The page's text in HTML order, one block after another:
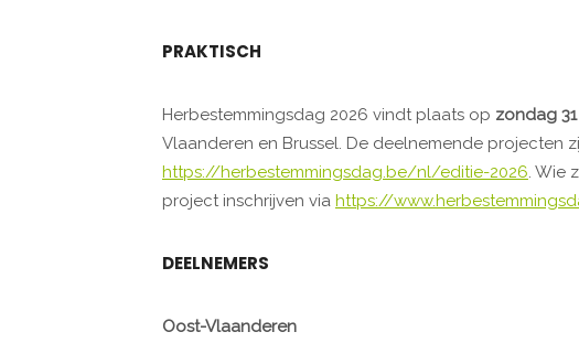
PRAKTISCH
Herbestemmingsdag 2026 vindt plaats op zondag
Vlaanderen en Brussel. De deelnemende projecten
https://herbestemmingsdag.be/nl/editie-2026. Wie
project inschrijven via https://
DEELNEMERS
Oost-Vlaanderen